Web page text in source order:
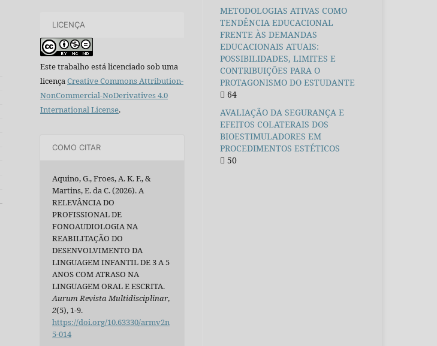
LICENÇA
Este trabalho está licenciado sob uma
licençaCreative Commons Attribution-
NonCommercial-NoDerivatives 4.0
International License.
COMO CITAR
Aquino, G., Froes, A. K. F., &
Martins, E. da C. (2026). A
RELEVÂNCIA DO
PROFISSIONAL DE
FONOAUDIOLOGIA NA
REABILITAÇÃO DO
DESENVOLVIMENTO DA
LINGUAGEM INFANTIL DE 3 A 5
ANOS COM ATRASO NA
LINGUAGEM ORAL E ESCRITA.
Aurum Revista Multidisciplinar,
2(5), 1-9.
https://doi.org/10.63330/armv2n
5-014
METODOLOGIAS ATIVAS COMO
TENDÊNCIA EDUCACIONAL
FRENTE ÀS DEMANDAS
EDUCACIONAIS ATUAIS:
POSSIBILIDADES, LIMITES E
CONTRIBUIÇÕES PARA O
PROTAGONISMO DO ESTUDANTE
64
AVALIAÇÃO DA SEGURANÇA E
EFEITOS COLATERAIS DOS
BIOESTIMULADORES EM
PROCEDIMENTOS ESTÉTICOS
50